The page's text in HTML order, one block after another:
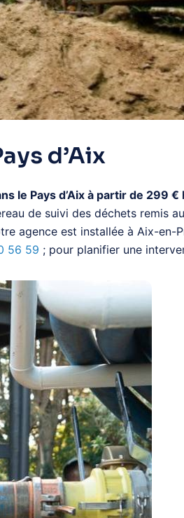
d’Aix
le Pays d’Aix à partir de 299
de suivi des déchets remis
agence est installée à Aix-en-
56 59 ; pour planifier une